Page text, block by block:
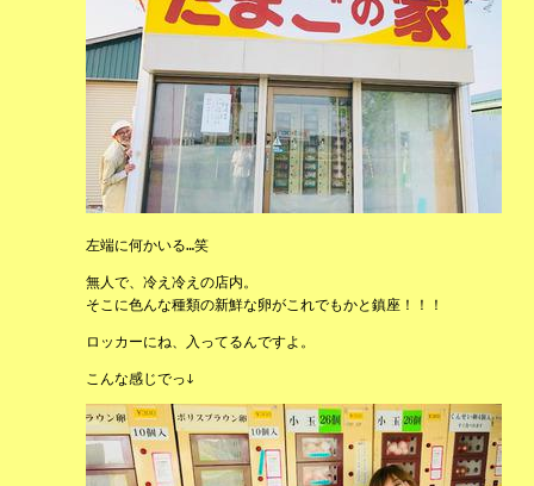
左端に何かいる…笑
無人で、冷え冷えの店内。
そこに色んな種類の新鮮な卵がこれでもかと鎮座！！！
ロッカーにね、入ってるんですよ。
こんな感じでっ↓